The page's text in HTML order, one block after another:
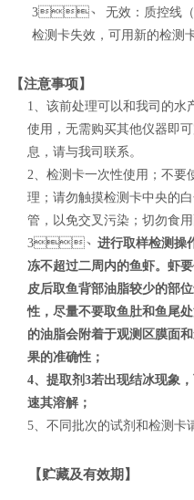
3、无效：质控线
检测卡失效，可用新的检测卡
【注意事项】
1、该前处理可以和我司的
使用，无需购买其他仪器即
息，请与我司联系。
2、检测卡一次性使用；不
理；请勿触摸检测卡中央的
管，以免交叉污染；切勿食用
3、进行取样检测操
冻不超过二周内的鱼虾。虾要
皮后取鱼背部油脂较少的部位
性，尽量不要取鱼肚和鱼尾
的油脂会附着于观测区膜面和
果的准确性；
4、提取剂3若出现结冰现象
速其溶解；
5、不同批次的试剂和检测卡请
【贮藏及有效期】